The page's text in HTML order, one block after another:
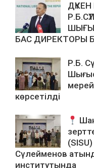
БАС ДИРЕКТОРЫ
Р.Б.
көрсетілді
Сүлейменов
институтында